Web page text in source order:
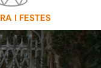
I FESTES